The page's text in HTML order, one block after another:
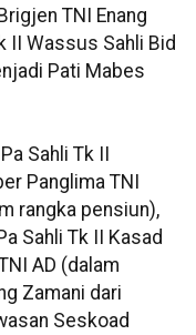
TNI Enang
II Wassus Sahli Bid
Pati Mabes
Sahli Tk II
Panglima TNI
rangka pensiun),
Sahli Tk II Kasad
AD (dalam
Zamani dari
Seskoad